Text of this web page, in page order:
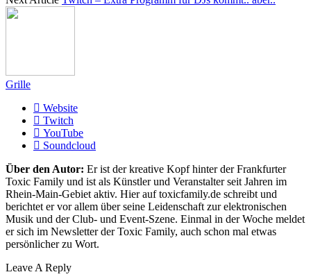
Grille
Website
Twitch
YouTube
Soundcloud
Über den Autor: Er ist der kreative Kopf hinter der Frankfurter
Toxic Family und ist als Künstler und Veranstalter seit Jahren im
Rhein-Main-Gebiet aktiv. Hier auf toxicfamily.de schreibt und
berichtet er vor allem über seine Leidenschaft zur elektronischen
Musik und der Club- und Event-Szene. Einmal in der Woche meldet
er sich im Newsletter der Toxic Family, auch schon mal etwas
persönlicher zu Wort.
Leave A Reply